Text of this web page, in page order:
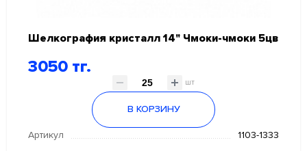
Шелкография кристалл 14" Чмоки-чмоки 5цв
3050 тг.
шт
В КОРЗИНУ
Артикул 1103-1333